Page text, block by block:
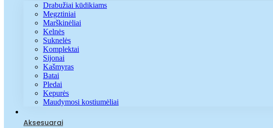
Drabužiai kūdikiams
Megztiniai
Marškinėliai
Kelnės
Suknelės
Komplektai
Sijonai
Kašmyras
Batai
Pledai
Kepurės
Maudymosi kostiumėliai
Aksesuarai